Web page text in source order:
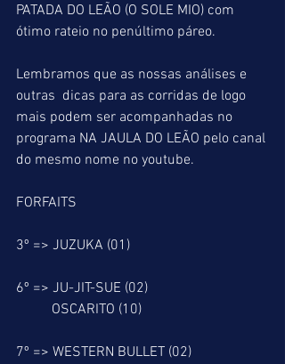
PATADA DO LEÃO (O SOLE MIO) com
ótimo rateio no penúltimo páreo.
Lembramos que as nossas análises e
outras  dicas para as corridas de logo
mais podem ser acompanhadas no
programa NA JAULA DO LEÃO pelo canal
do mesmo nome no youtube.
FORFAITS
3º => JUZUKA (01)
6º => JU-JIT-SUE (02)
          OSCARITO (10)
7º => WESTERN BULLET (02)